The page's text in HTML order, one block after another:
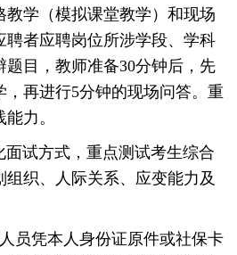
学（模拟课堂教学）和现场
聘者应聘岗位所涉学段、学科
题目，教师准备30分钟后，先
，再进行5分钟的现场问答。重
力。
试方式，重点测试考生综合
织、人际关系、应变能力及
员凭本人身份证原件或社保卡